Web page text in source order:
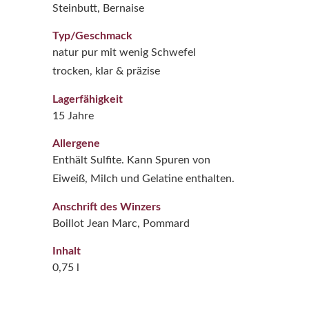
Steinbutt, Bernaise
Typ/Geschmack
natur pur mit wenig Schwefel
trocken, klar & präzise
Lagerfähigkeit
15 Jahre
Allergene
Enthält Sulfite. Kann Spuren von
Eiweiß, Milch und Gelatine enthalten.
Anschrift des Winzers
Boillot Jean Marc, Pommard
Inhalt
0,75 l